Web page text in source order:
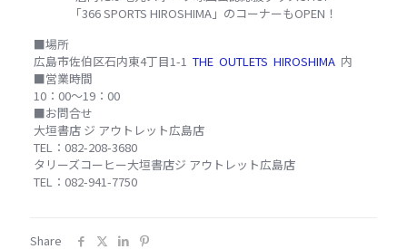
「366 SPORTS HIROSHIMA」のコーナーもOPEN！
■場所
広島市佐伯区石内東4丁目1-1 THE OUTLETS HIROSHIMA内
■営業時間
10：00～19：00
■お問合せ
大垣書店 ジ アウトレット広島店
TEL：082-208-3680
タリーズコーヒー大垣書店ジ アウトレット広島店
TEL：082-941-7750
Share